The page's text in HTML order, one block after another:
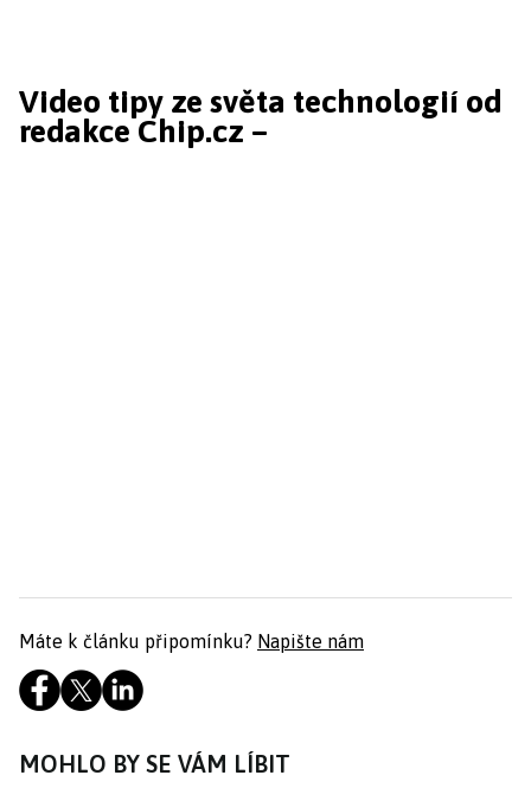
Video tipy ze světa technologií od
redakce Chip.cz –
Máte k článku připomínku? Napište nám
MOHLO BY SE VÁM LÍBIT